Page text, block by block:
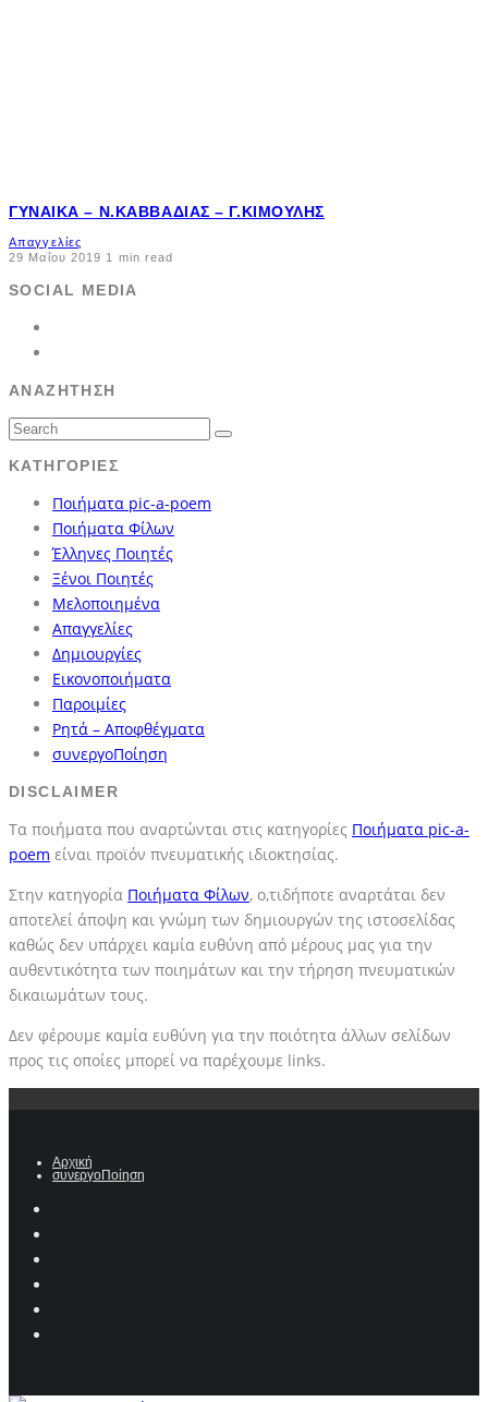
ΓΥΝΑΊΚΑ – Ν.ΚΑΒΒΑΔΊΑΣ – Γ.ΚΙΜΟΎΛΗΣ
Απαγγελίες
29 Μαΐου 2019 1 min read
SOCIAL MEDIA
ΑΝΑΖΉΤΗΣΗ
ΚΑΤΗΓΟΡΊΕΣ
Ποιήματα pic-a-poem
Ποιήματα Φίλων
Έλληνες Ποιητές
Ξένοι Ποιητές
Μελοποιημένα
Απαγγελίες
Δημιουργίες
Εικονοποιήματα
Παροιμίες
Ρητά – Αποφθέγματα
συνεργοΠοίηση
DISCLAIMER
Τα ποιήματα που αναρτώνται στις κατηγορίες Ποιήματα pic-a-
poem είναι προϊόν πνευματικής ιδιοκτησίας.
Στην κατηγορία Ποιήματα Φίλων, ο,τιδήποτε αναρτάται δεν
αποτελεί άποψη και γνώμη των δημιουργών της ιστοσελίδας
καθώς δεν υπάρχει καμία ευθύνη από μέρους μας για την
αυθεντικότητα των ποιημάτων και την τήρηση πνευματικών
δικαιωμάτων τους.
Δεν φέρουμε καμία ευθύνη για την ποιότητα άλλων σελίδων
προς τις οποίες μπορεί να παρέχουμε links.
Αρχική
συνεργοΠοίηση